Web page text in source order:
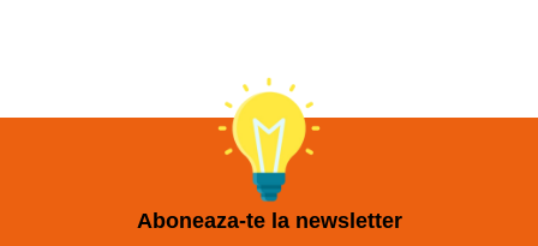
Aboneaza-te la newsletter